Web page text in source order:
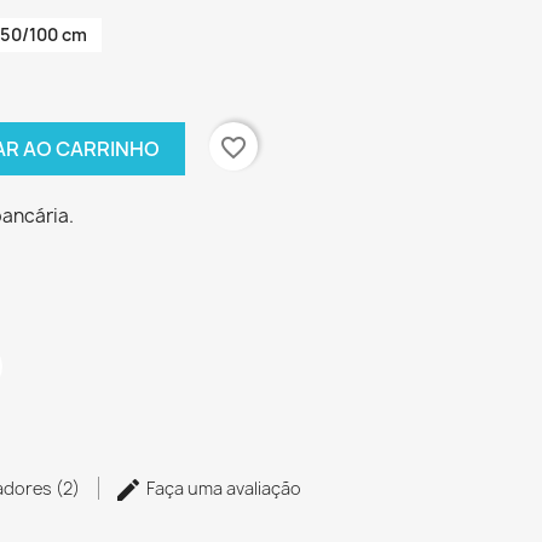
50/100 cm
AO CARRINHO favorite_border
(2) Faça uma avaliação